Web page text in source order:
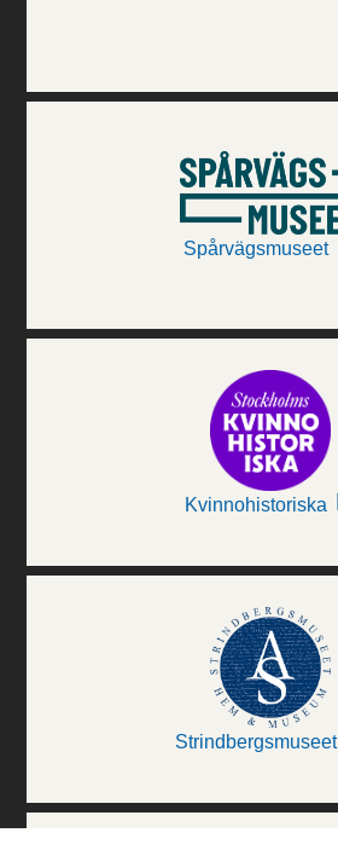
Spårvägsmuseet
Kvinnohistoriska
Strindbergsmuseet